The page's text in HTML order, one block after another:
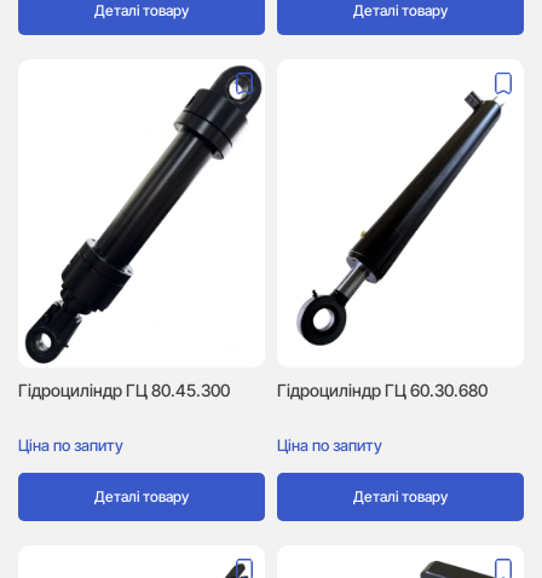
Деталі товару Деталі товару
Гідроциліндр ГЦ 80.45.300
Ціна по запиту
Деталі товару
Гідроциліндр ГЦ 60.30.680
Ціна по запиту
Деталі товару